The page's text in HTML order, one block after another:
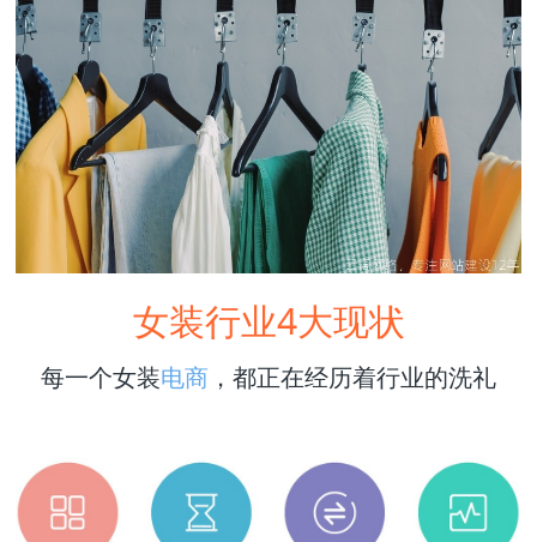
女装行业4大现状
每一个女装电商 ，都正在经历着行业的洗礼